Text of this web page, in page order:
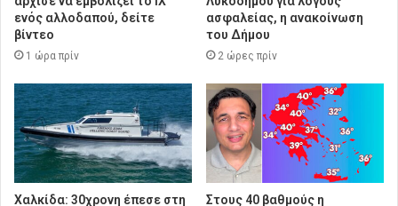
ενός αλλοδαπού, δείτε
βίντεο
1 ώρα πρίν
ασφαλείας, η ανακοίνωση
του Δήμου
2 ώρες πρίν
Χαλκίδα: 30χρονη έπεσε στη
Στους 40 βαθμούς η